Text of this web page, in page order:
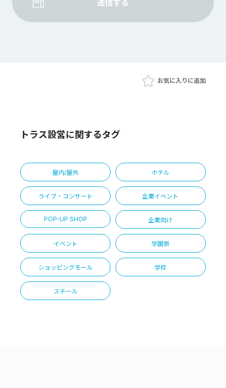
送信する
お気に入りに追加
トラス設営に関するタグ
屋内/屋外 ホテル
ライブ・コンサート 企業イベント
POP-UP SHOP 企業向け
イベント 学園祭
ショッピングモール 学校
スチール